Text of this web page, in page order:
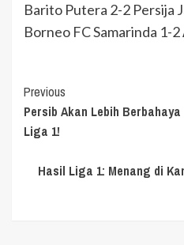
Barito Putera 2-2 Persija
Borneo FC Samarinda 1-2
Continue
Reading
Previous
Persib Akan Lebih
Liga 1!
Hasil Liga 1: Menang di